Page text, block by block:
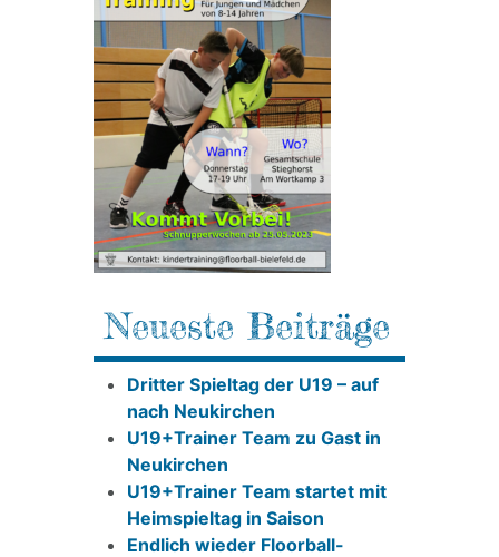
Neueste Beiträge
Dritter Spieltag der U19 – auf
nach Neukirchen
U19+Trainer Team zu Gast in
Neukirchen
U19+Trainer Team startet mit
Heimspieltag in Saison
Endlich wieder Floorball-